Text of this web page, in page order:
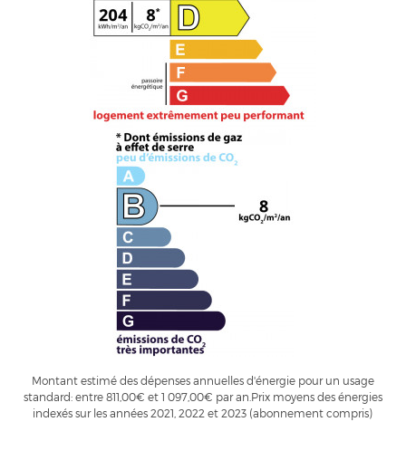
Montant estimé des dépenses annuelles d'énergie pour un usage
standard: entre 811,00€ et 1 097,00€ par an.Prix moyens des énergies
indexés sur les années 2021, 2022 et 2023 (abonnement compris)